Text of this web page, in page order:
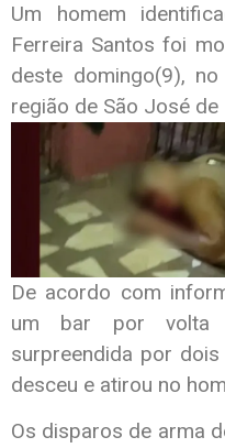
Um homem
Ferreira Santos foi
deste domingo(9),
região de São José de
De acordo com
um bar por volta
surpreendida por
desceu e atirou no
Os disparos de arma